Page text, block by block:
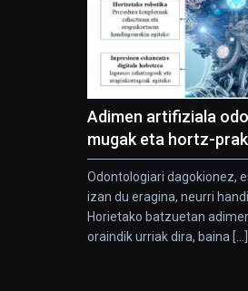
Adimen artifiziala
mugak eta hortz-
Odontologiari dagokionez,
izan du eragina, neurri
Horietako batzuetan
oraindik urriak dira, baina [...]